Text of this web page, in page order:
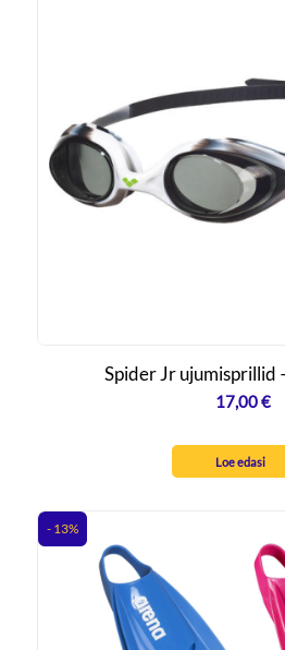
Spider Jr ujumisprillid
17,00€
Loe edasi
- 13%